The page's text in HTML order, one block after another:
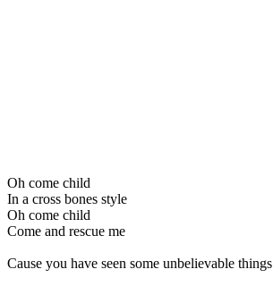
Oh come child
In a cross bones style
Oh come child
Come and rescue me
Cause you have seen some unbelievable things